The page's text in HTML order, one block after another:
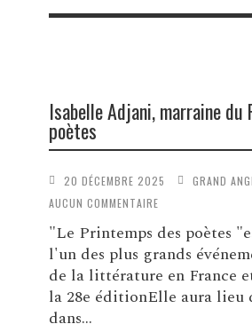
Isabelle Adjani, marraine du
poètes
20 DÉCEMBRE 2025
GRAND
AUCUN COMMENTAIRE
"Le Printemps des poètes
l'un des plus grands
de la littérature en France
la 28e éditionElle aura lieu
dans...